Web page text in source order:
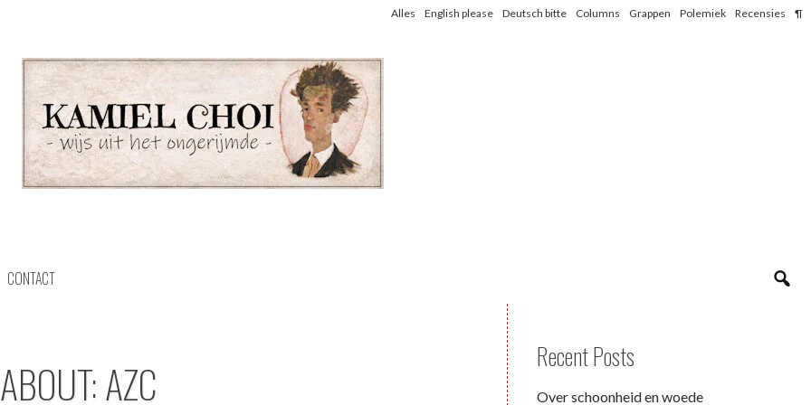
Alles English please Deutsch bitte Columns Grappen Polemiek Recensies ¶
CONTACT
AZC Recent Posts
Over schoonheid en woede